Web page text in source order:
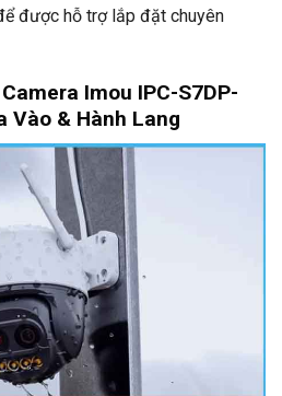
được hỗ trợ lắp đặt chuyên
Imou IPC-S7DP-
Vào & Hành Lang